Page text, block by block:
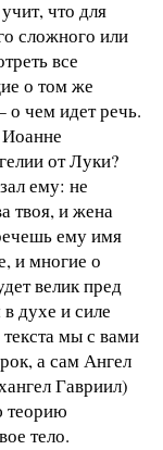
что для
сложного или
все
о том же
о чем идет речь.
от Луки?
ему: не
твоя, и жена
ему имя
и многие о
велик пред
духе и силе
мы с вами
а сам Ангел
Гавриил)
теорию
тело.